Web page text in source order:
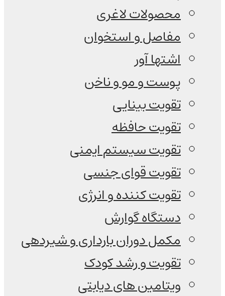
محصولات لاغری
مفاصل و استخوان
اشتها آور
پوست و مو و ناخن
تقویت بینایی
تقویت حافظه
تقویت سیستم ایمنی
تقویت قوای جنسی
تقویت کننده و انرژی
دستگاه گوارش
مکمل دوران بارداری و شیردهی
تقویت و رشد کودک
ویتامین های دیابتی